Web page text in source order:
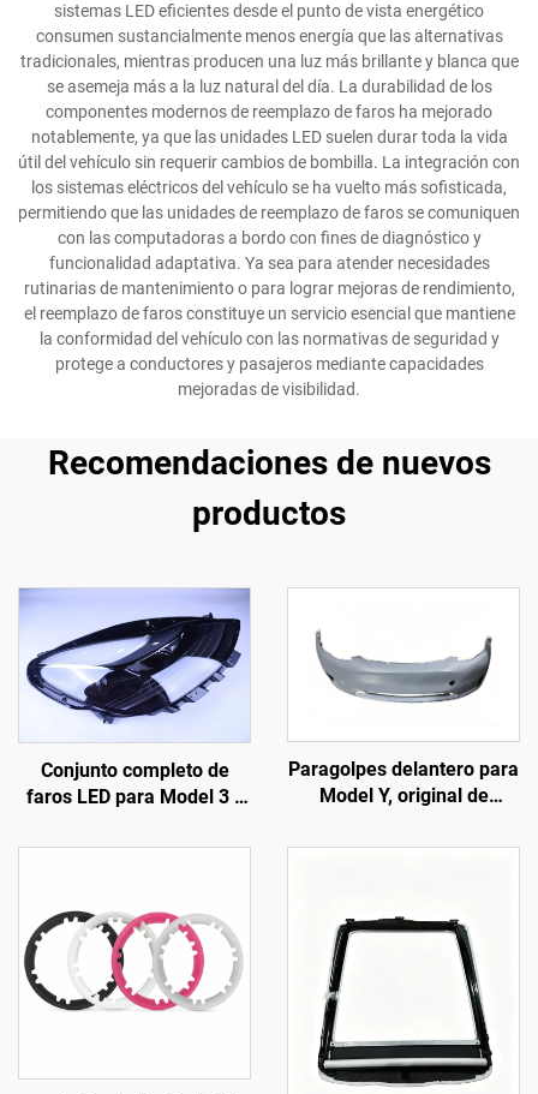
sistemas LED eficientes desde el punto de vista energético
consumen sustancialmente menos energía que las alternativas
tradicionales, mientras producen una luz más brillante y blanca que
se asemeja más a la luz natural del día. La durabilidad de los
componentes modernos de reemplazo de faros ha mejorado
notablemente, ya que las unidades LED suelen durar toda la vida
útil del vehículo sin requerir cambios de bombilla. La integración con
los sistemas eléctricos del vehículo se ha vuelto más sofisticada,
permitiendo que las unidades de reemplazo de faros se comuniquen
con las computadoras a bordo con fines de diagnóstico y
funcionalidad adaptativa. Ya sea para atender necesidades
rutinarias de mantenimiento o para lograr mejoras de rendimiento,
el reemplazo de faros constituye un servicio esencial que mantiene
la conformidad del vehículo con las normativas de seguridad y
protege a conductores y pasajeros mediante capacidades
mejoradas de visibilidad.
Recomendaciones de nuevos
productos
Conjunto completo de
faros LED para Model 3 y
fábrica (OE: 1514952-00-
iluminación automotriz,
reemplazo de faros
Paragolpes delantero para
Model Y, original de
C), moldeado de alta
con el radar y los sensores
originales, instalación no
destructiva, para talleres
de reparación y
mantenimiento de flotas